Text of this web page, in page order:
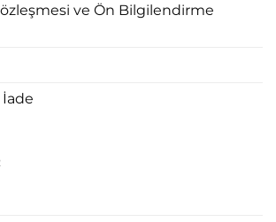
ve Ön Bilgilendirme